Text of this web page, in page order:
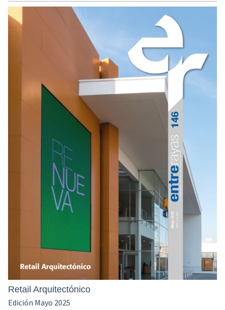
Retail Arquitectónico
Edición Mayo 2025